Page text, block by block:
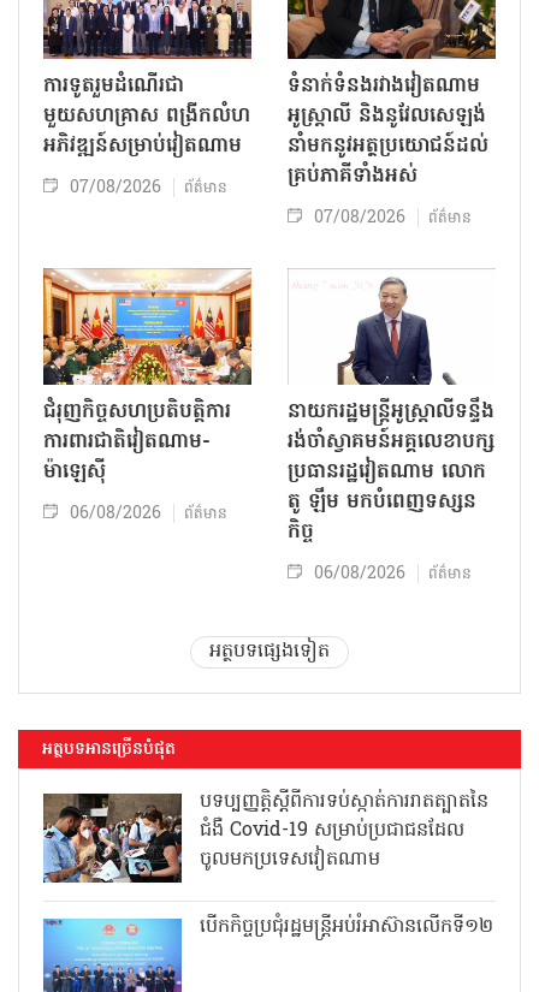
ការទូតរួមដំណើរជា
មួយសហគ្រាស ពង្រីកលំហ
អភិវឌ្ឍន៍សម្រាប់វៀតណាម
07/08/2026 ព័ត៌មាន
ទំនាក់ទំនងរវាងវៀតណាម
អូស្ត្រាលី និងនូវែលសេឡង់
នាំមកនូវអត្ថប្រយោជន៍ដល់
គ្រប់ភាគីទាំងអស់
07/08/2026 ព័ត៌មាន
ជំរុញកិច្ចសហប្រតិបត្តិការ
ការពារជាតិវៀតណាម-
ម៉ាឡេស៊ី
06/08/2026 ព័ត៌មាន
នាយករដ្ឋមន្ត្រីអូស្ត្រាលីទន្ទឹង
រង់ចាំស្វាគមន៍អគ្គលេខាបក្ស
ប្រធានរដ្ឋវៀតណាម លោក
តូ ឡឹម មកបំពេញទស្សន
កិច្ច
06/08/2026 ព័ត៌មាន
អត្ថបទផ្សេងទៀត
អត្ថបទអានច្រើនបំផុត
បទប្បញ្ញត្តិស្តីពីការទប់ស្កាត់ការរាតត្បាតនៃ
ជំងឺ Covid-19 សម្រាប់ប្រជាជនដែល
ចូលមកប្រទេសវៀតណាម
បើកកិច្ចប្រជុំរដ្ឋមន្ត្រីអប់រំអាស៊ានលើកទី១២